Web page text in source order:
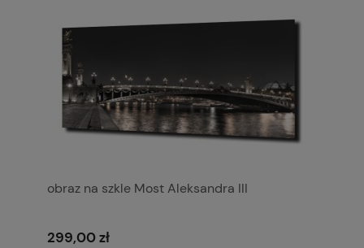
obraz na szkle Most Aleksandra III
299,00 zł